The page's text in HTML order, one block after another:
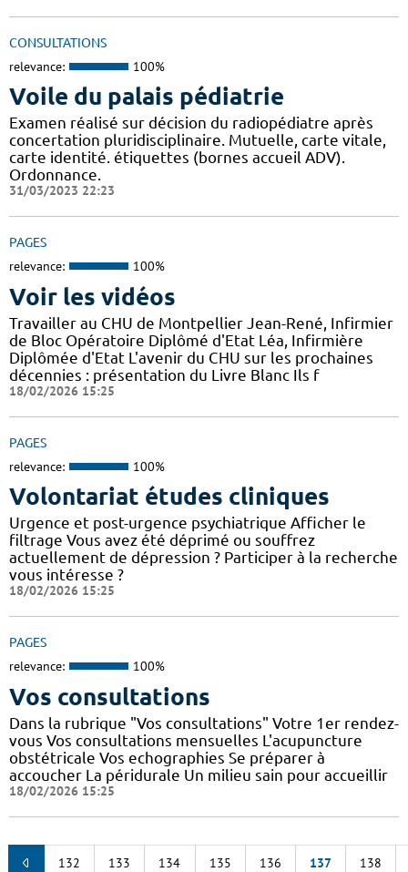
CONSULTATIONS
relevance: 100%
Voile du palais pédiatrie
Examen réalisé sur décision du radiopédiatre après
concertation pluridisciplinaire. Mutuelle, carte vitale,
carte identité. étiquettes (bornes accueil ADV).
Ordonnance.
31/03/2023 22:23
PAGES
relevance: 100%
Voir les vidéos
Travailler au CHU de Montpellier Jean-René, Infirmier
de Bloc Opératoire Diplômé d'Etat Léa, Infirmière
Diplômée d'Etat L'avenir du CHU sur les prochaines
décennies : présentation du Livre Blanc Ils f
18/02/2026 15:25
PAGES
relevance: 100%
Volontariat études cliniques
Urgence et post-urgence psychiatrique Afficher le
filtrage Vous avez été déprimé ou souffrez
actuellement de dépression ? Participer à la recherche
vous intéresse ?
18/02/2026 15:25
PAGES
relevance: 100%
Vos consultations
Dans la rubrique "Vos consultations" Votre 1er rendez-
vous Vos consultations mensuelles L'acupuncture
obstétricale Vos echographies Se préparer à
accoucher La péridurale Un milieu sain pour accueillir
18/02/2026 15:25
132 133 134 135 136 137 138